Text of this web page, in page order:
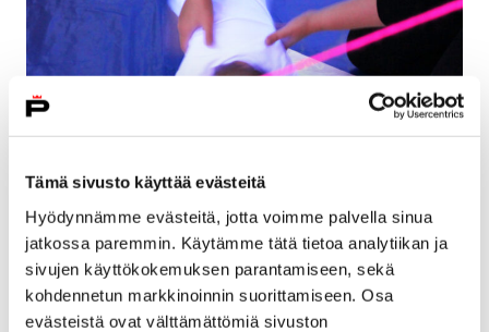
Tämä sivusto käyttää evästeitä
Hyödynnämme evästeitä, jotta voimme palvella sinua
jatkossa paremmin. Käytämme tätä tietoa analytiikan ja
sivujen käyttökokemuksen parantamiseen, sekä
kohdennetun markkinoinnin suorittamiseen. Osa
evästeistä ovat välttämättömiä sivuston
Työpajat ja ilmoittautuminen